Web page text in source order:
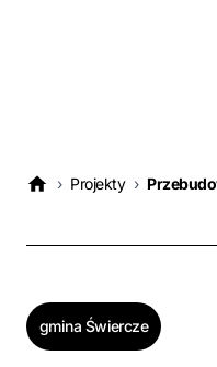
› Projekty ›
gmina Świercze